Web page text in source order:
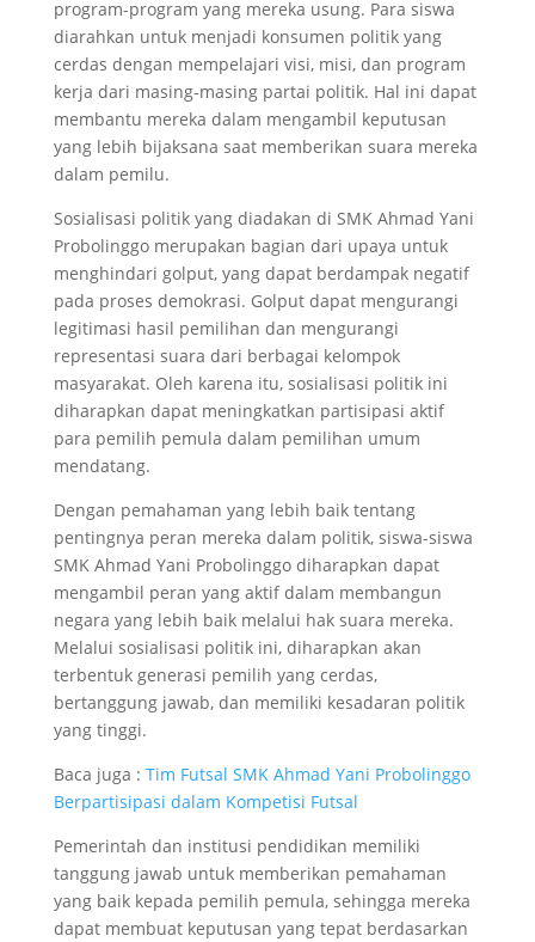
program-program yang mereka usung. Para siswa
diarahkan untuk menjadi konsumen politik yang
cerdas dengan mempelajari visi, misi, dan program
kerja dari masing-masing partai politik. Hal ini dapat
membantu mereka dalam mengambil keputusan
yang lebih bijaksana saat memberikan suara mereka
dalam pemilu.
Sosialisasi politik yang diadakan di SMK Ahmad Yani
Probolinggo merupakan bagian dari upaya untuk
menghindari golput, yang dapat berdampak negatif
pada proses demokrasi. Golput dapat mengurangi
legitimasi hasil pemilihan dan mengurangi
representasi suara dari berbagai kelompok
masyarakat. Oleh karena itu, sosialisasi politik ini
diharapkan dapat meningkatkan partisipasi aktif
para pemilih pemula dalam pemilihan umum
mendatang.
Dengan pemahaman yang lebih baik tentang
pentingnya peran mereka dalam politik, siswa-siswa
SMK Ahmad Yani Probolinggo diharapkan dapat
mengambil peran yang aktif dalam membangun
negara yang lebih baik melalui hak suara mereka.
Melalui sosialisasi politik ini, diharapkan akan
terbentuk generasi pemilih yang cerdas,
bertanggung jawab, dan memiliki kesadaran politik
yang tinggi.
Baca juga : Tim Futsal SMK Ahmad Yani Probolinggo
Berpartisipasi dalam Kompetisi Futsal
Pemerintah dan institusi pendidikan memiliki
tanggung jawab untuk memberikan pemahaman
yang baik kepada pemilih pemula, sehingga mereka
dapat membuat keputusan yang tepat berdasarkan